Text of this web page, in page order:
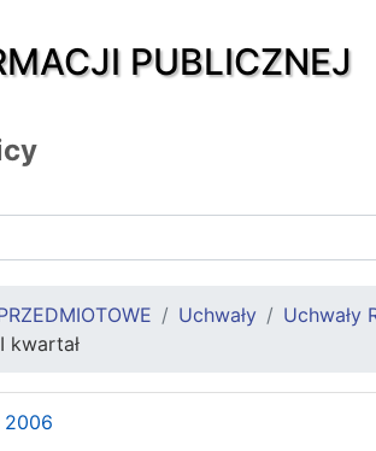
PUBLICZNEJ
Uchwały Uchwały
kwartał
2006